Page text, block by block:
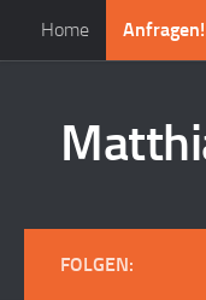
Zum Inhalt springen
Home Anfragen!
FOLGEN: